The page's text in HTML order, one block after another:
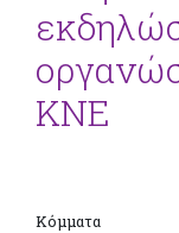
ΚΝΕ
Κόμματα